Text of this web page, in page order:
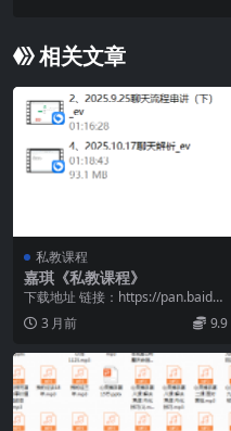
相关文章
私教课程
嘉琪《私教课程》
下载地址 链接：https://pan.baidu.
com/s/1h-r8UWO...
3 月前 9.9